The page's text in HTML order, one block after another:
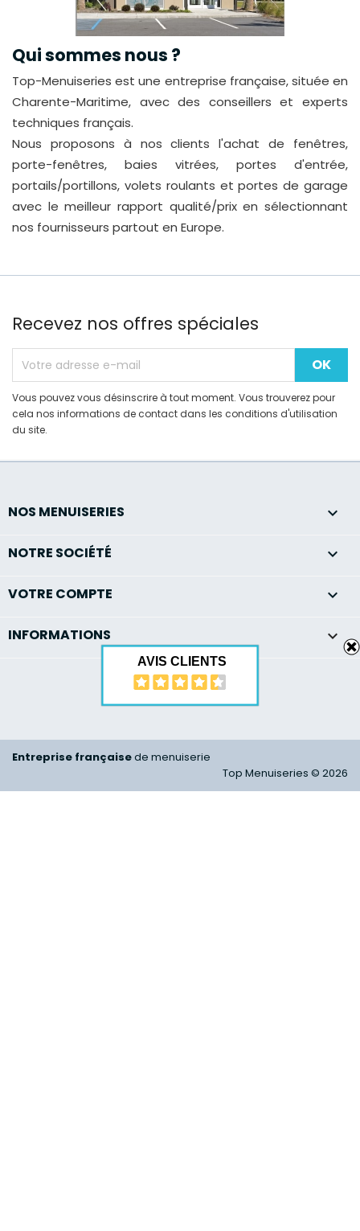
Qui sommes nous ?
Top-Menuiseries est une entreprise française, située en
Charente-Maritime, avec des conseillers et experts
techniques français.
Nous proposons à nos clients l'achat de fenêtres,
porte-fenêtres, baies vitrées, portes d'entrée,
portails/portillons, volets roulants et portes de garage
avec le meilleur rapport qualité/prix en sélectionnant
nos fournisseurs partout en Europe.
Recevez nos offres spéciales
Vous pouvez vous désinscrire à tout moment. Vous trouverez pour
cela nos informations de contact dans les conditions d'utilisation
du site.
NOS MENUISERIES 
NOTRE SOCIÉTÉ 
VOTRE COMPTE 
INFORMATIONS keyboard_arrow_down
AVIS CLIENTS
Entreprise françaisede menuiserie
Top Menuiseries © 2026